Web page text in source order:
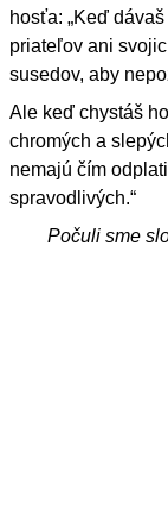
hosťa: „Keď
priateľov ani
susedov, aby
Ale keď chystáš
chromých a
nemajú čím
spravodlivých.“
Počuli sme